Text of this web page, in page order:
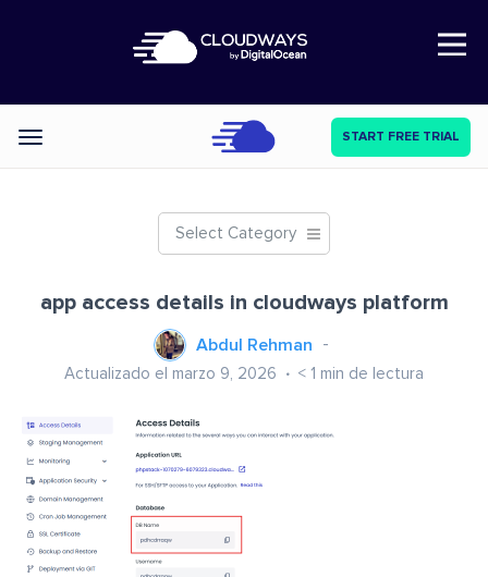
Open Nav
Categories START FREE TRIAL
Select Category
app access details in cloudways platform
Abdul Rehman
Actualizado el marzo 9, 2026 < 1 min de lectura